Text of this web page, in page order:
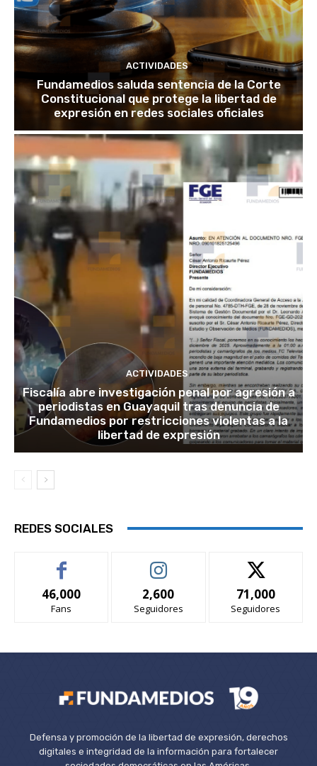
ACTIVIDADES
Fundamedios saluda sentencia de la Corte
Constitucional que protege la libertad de
expresión en redes sociales oficiales
ACTIVIDADES
Fiscalía abre investigación penal por agresión a
periodistas en Guayaquil tras denuncia de
Fundamedios por restricciones violentas a la
libertad de expresión
REDES SOCIALES
46,000
Fans
2,600
Seguidores
71,000
Seguidores
Defensa y promoción de la libertad de expresión, derechos
digitales e integridad de la información para fortalecer